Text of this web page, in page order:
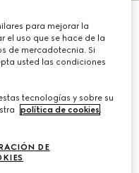
para mejorar la
el uso que se hace de la
de mercadotecnia. Si
usted las condiciones
tecnologías y sobre su
política de cookies.
DE